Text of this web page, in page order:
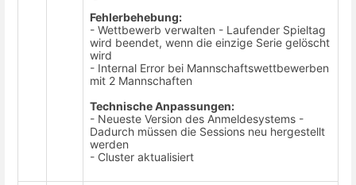
Fehlerbehebung:
- Wettbewerb verwalten - Laufender Spieltag
wird beendet, wenn die einzige Serie gelöscht
wird
- Internal Error bei Mannschaftswettbewerben
mit 2 Mannschaften
Technische Anpassungen:
- Neueste Version des Anmeldesystems -
Dadurch müssen die Sessions neu hergestellt
werden
- Cluster aktualisiert